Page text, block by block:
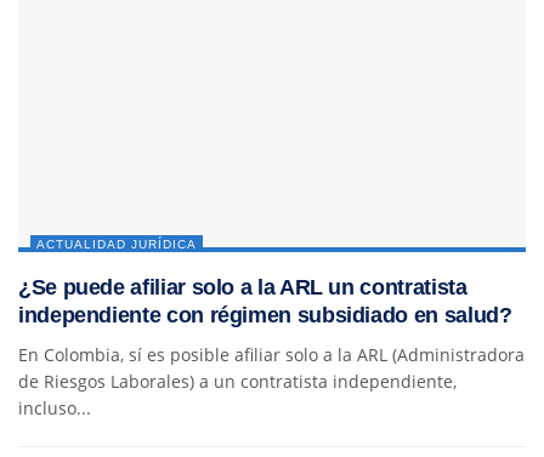
ACTUALIDAD JURÍDICA
¿Se puede afiliar solo a la ARL un contratista
independiente con régimen subsidiado en salud?
En Colombia, sí es posible afiliar solo a la ARL (Administradora
de Riesgos Laborales) a un contratista independiente,
incluso...